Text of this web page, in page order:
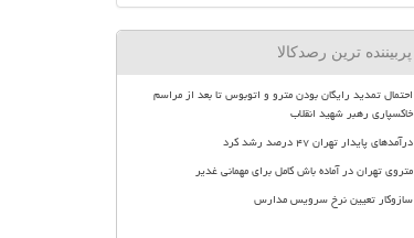
پربیننده ترین رصدکالا
احتمال تمدید رایگان بودن مترو و اتوبوس تا بعد از مراسم
خاکسپاری رهبر شهید انقلاب
درآمدهای پایدار تهران ۴۷ درصد رشد کرد
متروی تهران در آماده باش کامل برای مهمانی غدیر
سازوکار تعیین نرخ سرویس مدارس